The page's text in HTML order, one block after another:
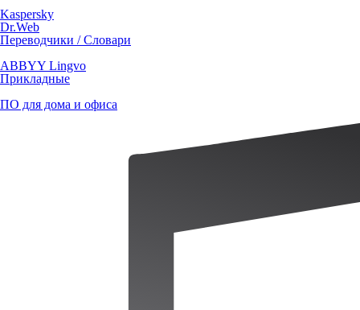
Kaspersky
Dr.Web
Переводчики / Словари
ABBYY Lingvo
Прикладные
ПО для дома и офиса